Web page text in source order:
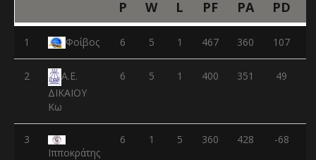
P W L PF PA PD
1 Φοίβος 6 5 1 467 360 107
2
Α.Ε.
ΔΙΚΑΙΟΥ
Κω
6 5 1 400 351 49
3
Ιπποκράτης
6 1 5 360 428 -68